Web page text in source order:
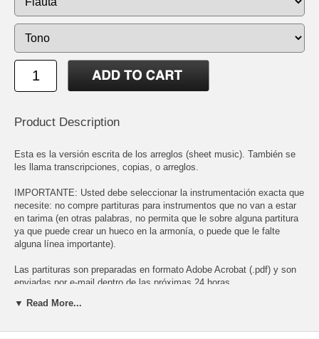
Product Description
Esta es la versión escrita de los arreglos (sheet music). También se
les llama transcripciones, copias, o arreglos.
IMPORTANTE: Usted debe seleccionar la instrumentación exacta que
necesite: no compre partituras para instrumentos que no van a estar
en tarima (en otras palabras, no permita que le sobre alguna partitura
ya que puede crear un hueco en la armonía, o puede que le falte
alguna línea importante).
Las partituras son preparadas en formato Adobe Acrobat (.pdf) y son
enviadas por e-mail dentro de las próximas 24 horas.
Para poder abrir el archivo PDF necesita tener instalado el Adobe
http://www.adobe.com
▼ Read More...